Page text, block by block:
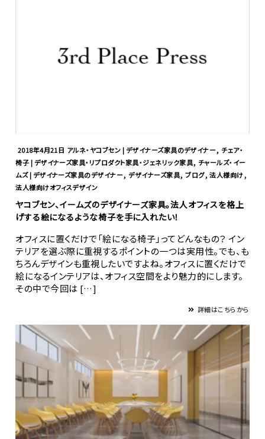
2018年4月21日 アルネ・ヤコブセン | デザイナーズ家具のデザイナー,チェア・
椅子 | デザイナーズ家具・リプロダクト家具・ジェネリック家具,チャールズ・イー
ムズ | デザイナーズ家具のデザイナー, デザイナーズ家具,ブログ,法人様向け,
法人様向けオフィスデザイン
ヤコブセン、イームズのデザイナーズ家具。法人オフィスを格上
げする絵になるような椅子を手に入れたい！
オフィスに置くだけで「絵になる椅子」ってどんなもの？ イン
テリアを選ぶ際に重視するポイントの一つは実用性。でも、も
ちろんデザインも重視したいですよね。オフィスに置くだけで
絵になるインテリアは、オフィス空間をより魅力的にします。
その中で今回は […]
詳細はこちらから